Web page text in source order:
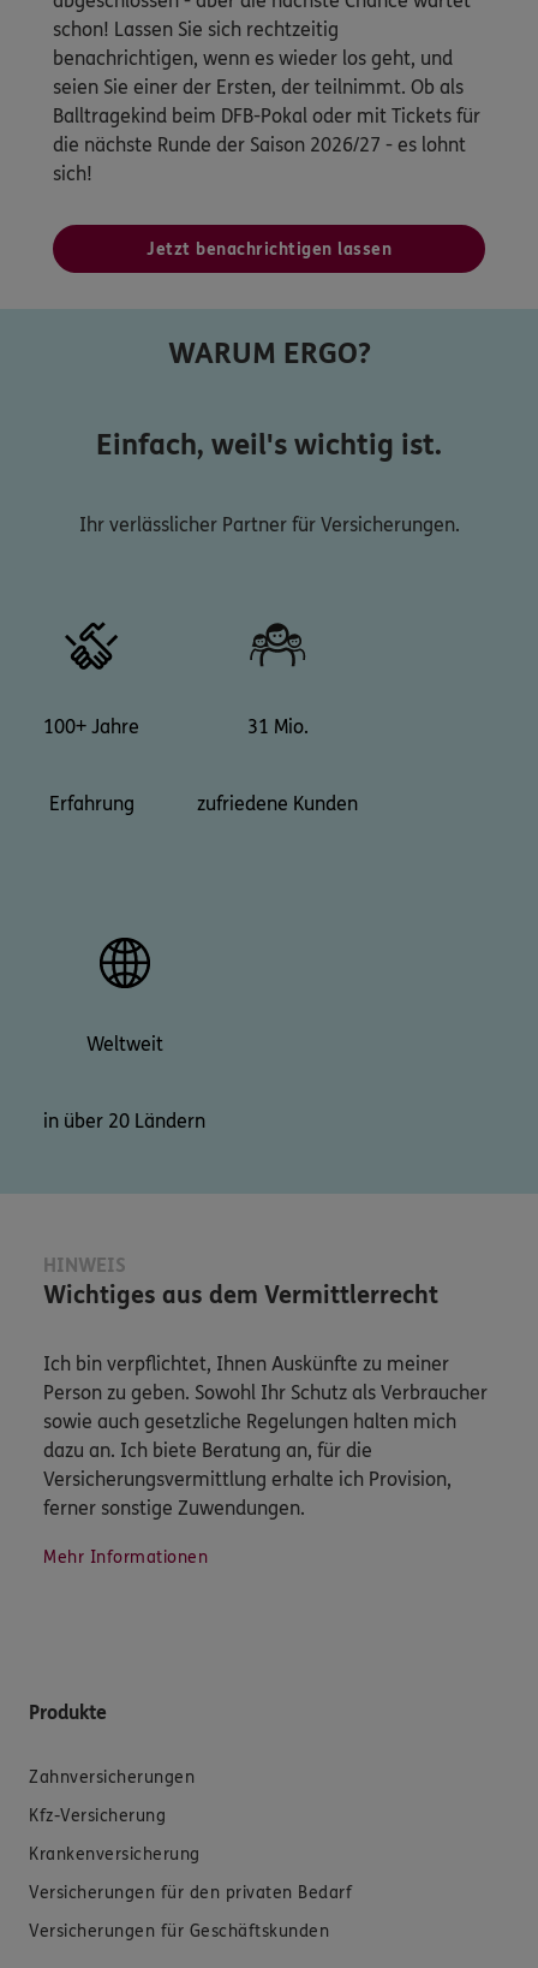
schon! Lassen Sie sich rechtzeitig
benachrichtigen, wenn es wieder los geht, und
seien Sie einer der Ersten, der teilnimmt. Ob als
Balltragekind beim DFB-Pokal oder mit Tickets für
die nächste Runde der Saison 2026/27 - es lohnt
sich!
Jetzt benachrichtigen lassen
WARUM ERGO?
Einfach, weil's wichtig ist.
Ihr verlässlicher Partner für Versicherungen.
100+ Jahre
Erfahrung
31 Mio.
zufriedene Kunden
Weltweit
in über 20 Ländern
HINWEIS
Wichtiges aus dem Vermittlerrecht
Ich bin verpflichtet, Ihnen Auskünfte zu meiner
Person zu geben. Sowohl Ihr Schutz als Verbraucher
sowie auch gesetzliche Regelungen halten mich
dazu an. Ich biete Beratung an, für die
Versicherungsvermittlung erhalte ich Provision,
ferner sonstige Zuwendungen.
Mehr Informationen
Produkte
Zahnversicherungen
Kfz-Versicherung
Krankenversicherung
Versicherungen für den privaten Bedarf
Versicherungen für Geschäftskunden